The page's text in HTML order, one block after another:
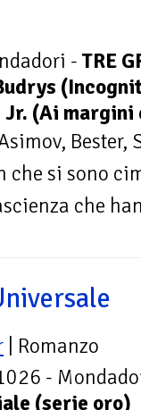
- TRE
(Ai
che si sono
che
| Romanzo
-
(serie oro)